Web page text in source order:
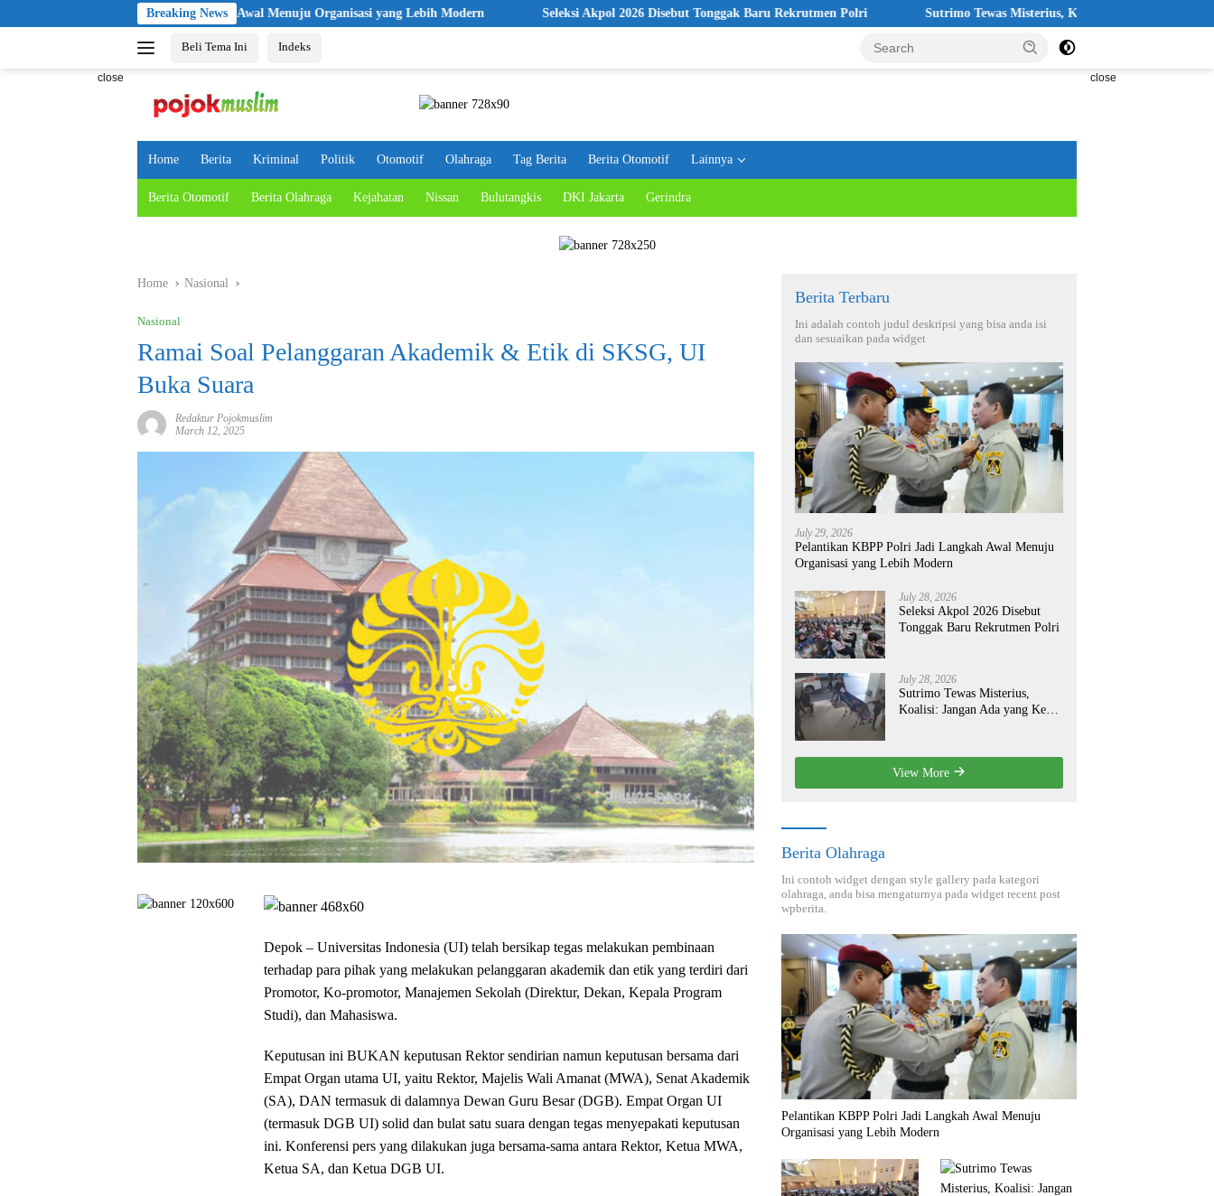
to
Breaking News
KBPP Polri Jadi Langkah Awal Menuju Organisasi yang Lebih Modern Seleksi Akpol 2026 Disebut Tonggak Baru Rekrutmen Polri Sutrimo Tewas Misterius, Koalisi: Jangan Ada yang Kebal
Beli Tema Ini Indeks
close close
Home Berita Kriminal Politik Otomotif Olahraga Tag Berita Berita Otomotif Lainnya
Berita Otomotif Berita Olahraga Kejahatan Nissan Bulutangkis DKI Jakarta Gerindra
Home Nasional
Nasional
Ramai Soal Pelanggaran Akademik & Etik di SKSG, UI
Buka Suara
Redaktur Pojokmuslim
March 12, 2025
Depok – Universitas Indonesia (UI) telah bersikap tegas melakukan pembinaan
terhadap para pihak yang melakukan pelanggaran akademik dan etik yang terdiri dari
Promotor, Ko-promotor, Manajemen Sekolah (Direktur, Dekan, Kepala Program
Studi), dan Mahasiswa.
Keputusan ini BUKAN keputusan Rektor sendirian namun keputusan bersama dari
Empat Organ utama UI, yaitu Rektor, Majelis Wali Amanat (MWA), Senat Akademik
(SA), DAN termasuk di dalamnya Dewan Guru Besar (DGB). Empat Organ UI
(termasuk DGB UI) solid dan bulat satu suara dengan tegas menyepakati keputusan
ini. Konferensi pers yang dilakukan juga bersama-sama antara Rektor, Ketua MWA,
Ketua SA, dan Ketua DGB UI.
Berita Terbaru
Ini adalah contoh judul deskripsi yang bisa anda isi
dan sesuaikan pada widget
July 29, 2026
Pelantikan KBPP Polri Jadi Langkah Awal Menuju
Organisasi yang Lebih Modern
July 28, 2026
Seleksi Akpol 2026 Disebut
Tonggak Baru Rekrutmen Polri
July 28, 2026
Sutrimo Tewas Misterius,
Koalisi: Jangan Ada yang Kebal
View More
Berita Olahraga
Ini contoh widget dengan style gallery pada kategori
olahraga, anda bisa mengaturnya pada widget recent post
wpberita.
Pelantikan KBPP Polri Jadi Langkah Awal Menuju
Organisasi yang Lebih Modern